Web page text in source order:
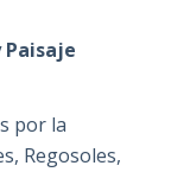
por la
Regosoles,